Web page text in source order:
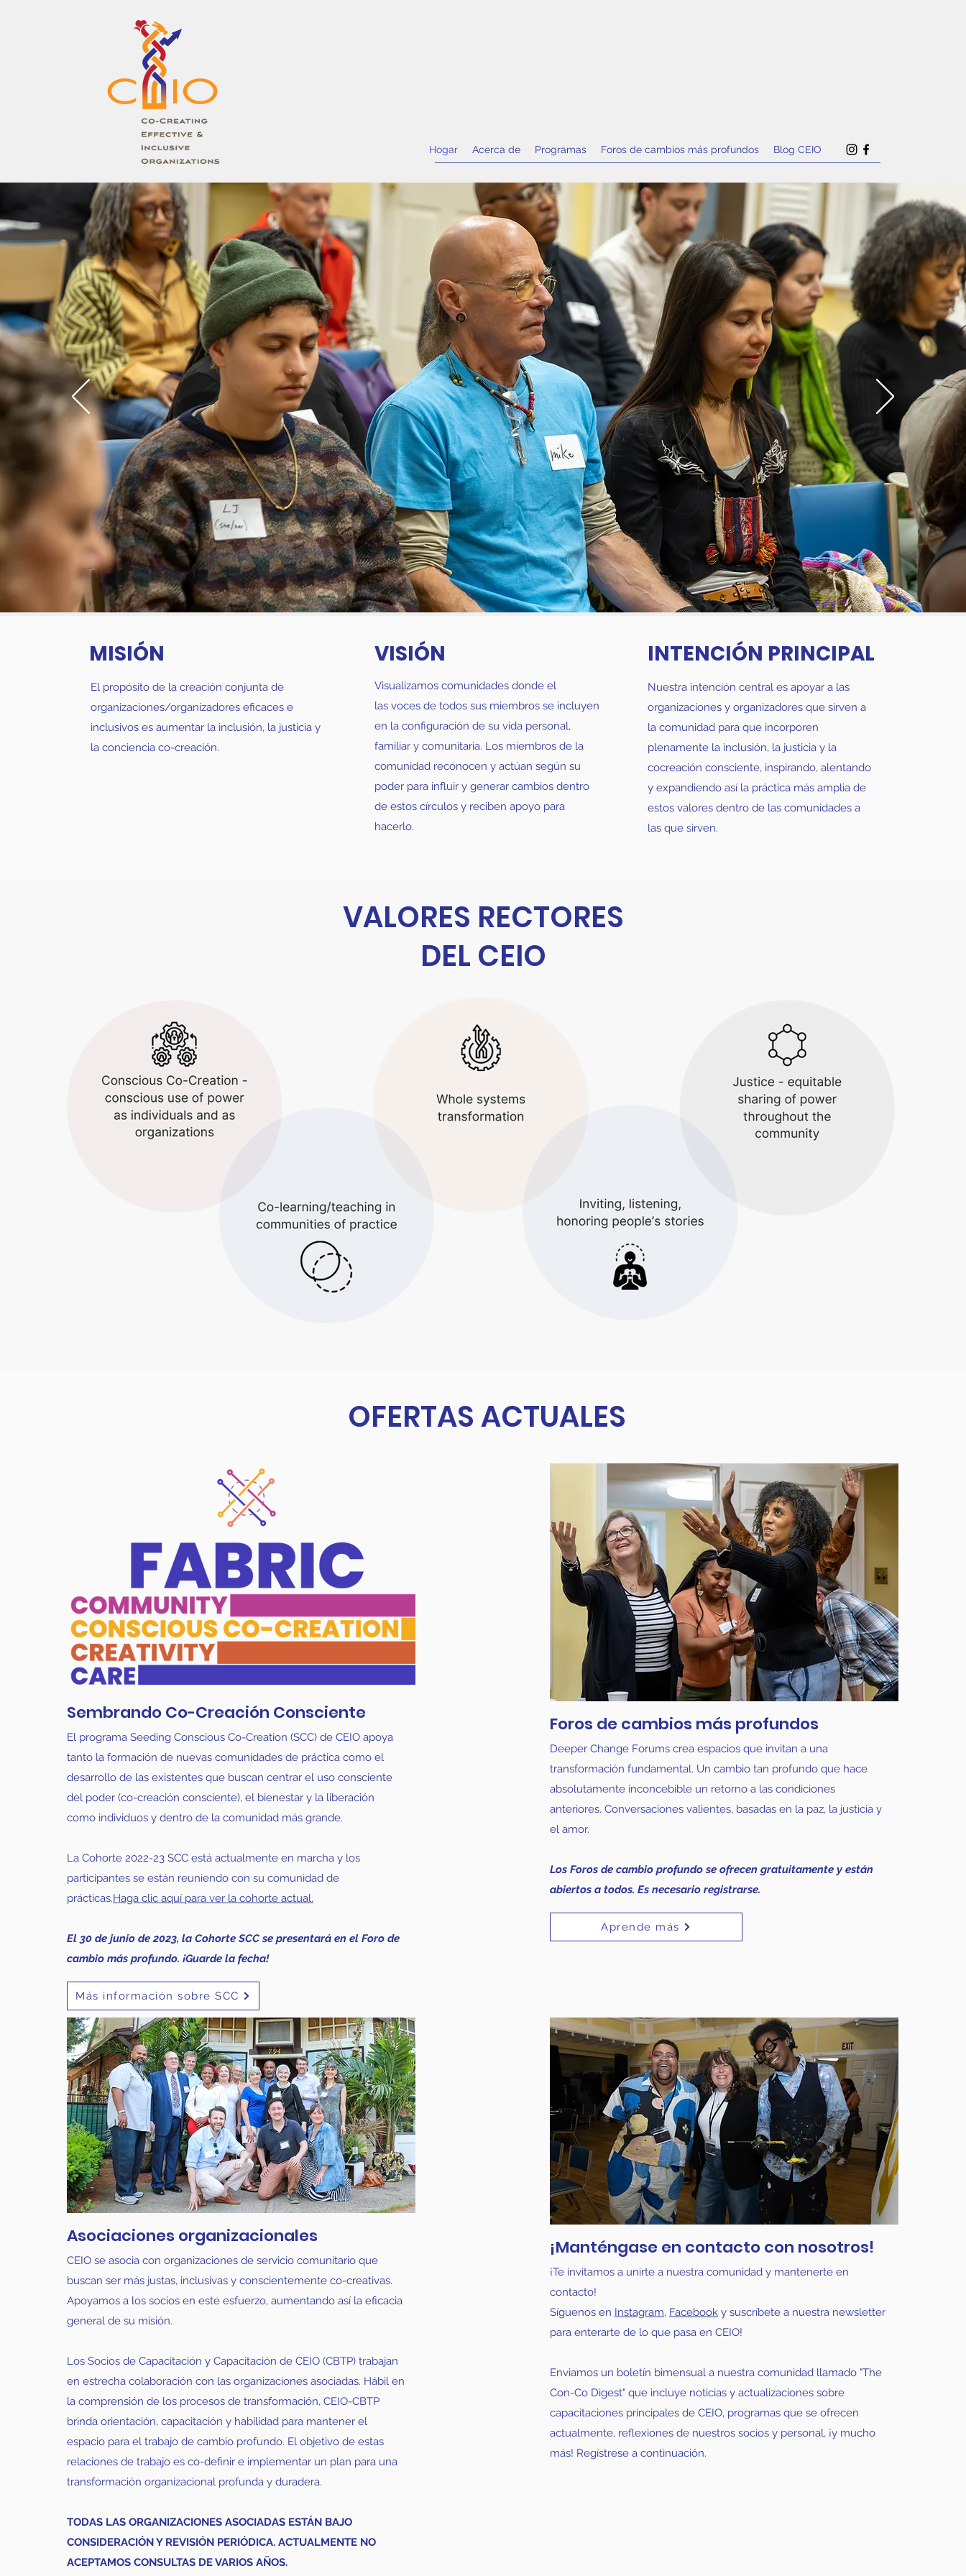
Hogar Acerca de Programas Foros de cambios más profundos Blog CEIO
MISIÓN
El propósito de la creación conjunta de
organizaciones/organizadores eficaces e
inclusivos es aumentar la inclusión, la justicia y
la conciencia co-creación.
VISIÓN
Visualizamos comunidades donde el
las voces de todos sus miembros se incluyen
en la configuración de su vida personal,
familiar y comunitaria. Los miembros de la
comunidad reconocen y actúan según su
poder para influir y generar cambios dentro
de estos círculos y reciben apoyo para
hacerlo.
INTENCIÓN PRINCIPAL
Nuestra intención central es apoyar a las
organizaciones y organizadores que sirven a
la comunidad para que incorporen
plenamente la inclusión, la justicia y la
cocreación consciente, inspirando, alentando
y expandiendo así la práctica más amplia de
estos valores dentro de las comunidades a
las que sirven.
VALORES RECTORES
DEL CEIO
OFERTAS ACTUALES
Sembrando Co-Creación Consciente
El programa Seeding Conscious Co-Creation (SCC) de CEIO apoya
tanto la formación de nuevas comunidades de práctica como el
desarrollo de las existentes que buscan centrar el uso consciente
del poder (co-creación consciente), el bienestar y la liberación
como individuos y dentro de la comunidad más grande.
La Cohorte 2022-23 SCC está actualmente en marcha y los
participantes se están reuniendo con su comunidad de
prácticas.Haga clic aquí para ver la cohorte actual.
El 30 de junio de 2023, la Cohorte SCC se presentará en el Foro de
cambio más profundo. ¡Guarde la fecha!
Más información sobre SCC
Foros de cambios más profundos
Deeper Change Forums crea espacios que invitan a una
transformación fundamental. Un cambio tan profundo que hace
absolutamente inconcebible un retorno a las condiciones
anteriores. Conversaciones valientes, basadas en la paz, la justicia y
el amor.
Los Foros de cambio profundo se ofrecen gratuitamente y están
abiertos a todos. Es necesario registrarse.
Aprende más
Asociaciones organizacionales
CEIO se asocia con organizaciones de servicio comunitario que
buscan ser más justas, inclusivas y conscientemente co-creativas.
Apoyamos a los socios en este esfuerzo, aumentando así la eficacia
general de su misión.
Los Socios de Capacitación y Capacitación de CEIO (CBTP) trabajan
en estrecha colaboración con las organizaciones asociadas. Hábil en
la comprensión de los procesos de transformación, CEIO-CBTP
brinda orientación, capacitación y habilidad para mantener el
espacio para el trabajo de cambio profundo. El objetivo de estas
relaciones de trabajo es co-definir e implementar un plan para una
transformación organizacional profunda y duradera.
TODAS LAS ORGANIZACIONES ASOCIADAS ESTÁN BAJO
CONSIDERACIÓN Y REVISIÓN PERIÓDICA. ACTUALMENTE NO
ACEPTAMOS CONSULTAS DE VARIOS AÑOS.
¡Manténgase en contacto con nosotros!
¡Te invitamos a unirte a nuestra comunidad y mantenerte en
contacto!
Síguenos en Instagram, Facebook y suscríbete a nuestra newsletter
para enterarte de lo que pasa en CEIO! ​
Enviamos un boletín bimensual a nuestra comunidad llamado "The
Con-Co Digest" que incluye noticias y actualizaciones sobre
capacitaciones principales de CEIO, programas que se ofrecen
actualmente, reflexiones de nuestros socios y personal, ¡y mucho
más! Regístrese a continuación.